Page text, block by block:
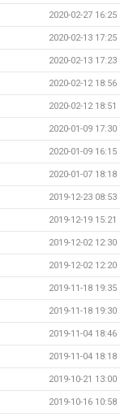
2020-02-27 16:25
2020-02-13 17:25
2020-02-13 17:23
2020-02-12 18:56
2020-02-12 18:51
2020-01-09 17:30
2020-01-09 16:15
2020-01-07 18:18
2019-12-23 08:53
2019-12-19 15:21
2019-12-02 12:30
2019-12-02 12:20
2019-11-18 19:35
2019-11-18 19:30
2019-11-04 18:46
2019-11-04 18:18
2019-10-21 13:00
2019-10-16 10:58